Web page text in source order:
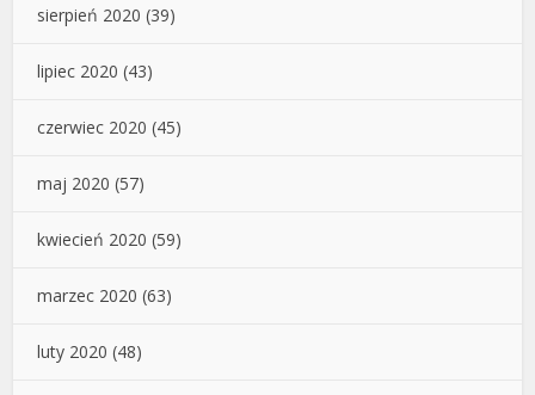
sierpień 2020 (39)
lipiec 2020 (43)
czerwiec 2020 (45)
maj 2020 (57)
kwiecień 2020 (59)
marzec 2020 (63)
luty 2020 (48)